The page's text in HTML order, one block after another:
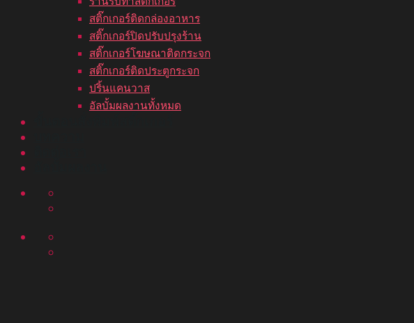
สติ๊กเกอร์ติดกล่องอาหาร
สติ๊กเกอร์ปิดปรับปรุงร้าน
สติ๊กเกอร์โฆษณาติดกระจก
สติ๊กเกอร์ติดประตูกระจก
ปริ้นแคนวาส
อัลบั้มผลงานทั้งหมด